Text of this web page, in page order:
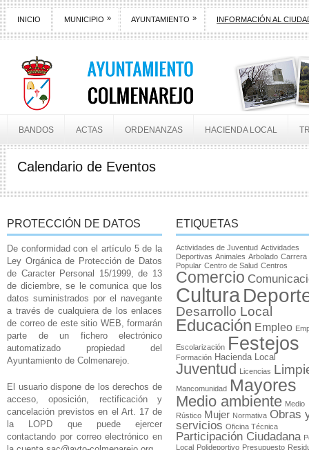
INICIO MUNICIPIO » AYUNTAMIENTO » INFORMACIÓN AL
BANDOS ACTAS ORDENANZAS HACIENDA LOCAL
Calendario de Eventos
PROTECCIÓN DE DATOS
De conformidad con el artículo 5 de la
Ley Orgánica de Protección de Datos
de Caracter Personal 15/1999, de 13
de diciembre, se le comunica que los
datos suministrados por el navegante
a través de cualquiera de los enlaces
de correo de este sitio WEB, formarán
parte de un fichero electrónico
automatizado propiedad del
Ayuntamiento de Colmenarejo.
El usuario dispone de los derechos de
acceso, oposición, rectificación y
cancelación previstos en el Art. 17 de
la LOPD que puede ejercer
contactando por correo electrónico en
ETIQUETAS
Actividades de Juventud Actividades
Deportivas Animales Arbolado Carrera
Popular Centro de Salud Centros
Comercio
Cultura
Desarrollo Local
Educación Empleo
Escolarización Festejos
Formación Hacienda Local
Juventud Licencias
Mancomunidad Mayores
Medio ambiente Medio
Rústico Mujer Normativa Obras
servicios Oficina Técnica
Participación Ciudadana
Local Polideportivo Presupuesto